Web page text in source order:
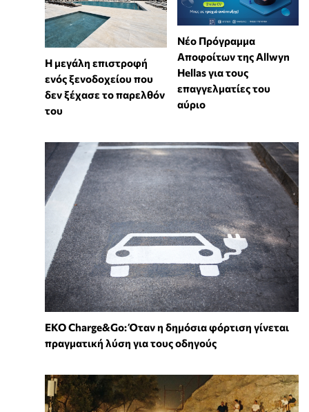
Η μεγάλη επιστροφή
ενός ξενοδοχείου που
δεν ξέχασε το παρελθόν
του
Νέο Πρόγραμμα
Αποφοίτων της Allwyn
Hellas για τους
επαγγελματίες του
αύριο
EKO Charge&Go: Όταν η δημόσια φόρτιση γίνεται
πραγματική λύση για τους οδηγούς